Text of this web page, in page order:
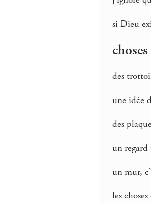
si Dieu
des
une idée
des
un
un mur,
les